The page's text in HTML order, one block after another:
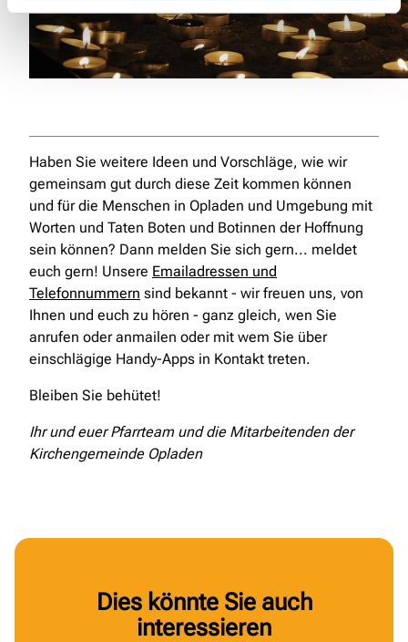
Haben Sie weitere Ideen und Vorschläge, wie wir
gemeinsam gut durch diese Zeit kommen können
und für die Menschen in Opladen und Umgebung mit
Worten und Taten Boten und Botinnen der Hoffnung
sein können? Dann melden Sie sich gern... meldet
euch gern! Unsere Emailadressen und
Telefonnummern sind bekannt - wir freuen uns, von
Ihnen und euch zu hören - ganz gleich, wen Sie
anrufen oder anmailen oder mit wem Sie über
einschlägige Handy-Apps in Kontakt treten.
Bleiben Sie behütet!
Ihr und euer Pfarrteam und die Mitarbeitenden der
Kirchengemeinde Opladen
Dies könnte Sie auch
interessieren